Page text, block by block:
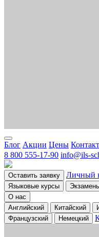
Блог Акции Цены
8 800 555-17-90 info@ils-
Оставить заявку Личный
Языковые курсы
О нас
Английский
Китайский
Французский
Немецкий